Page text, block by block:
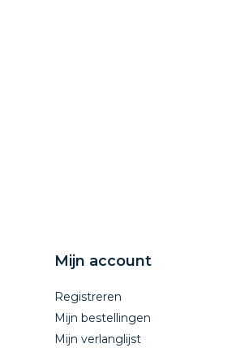
Mijn account
Registreren
Mijn bestellingen
Mijn verlanglijst